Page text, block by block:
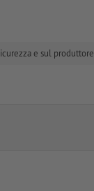
e sul produttore